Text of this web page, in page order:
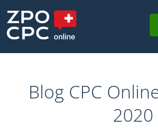
Blog CPC
2020